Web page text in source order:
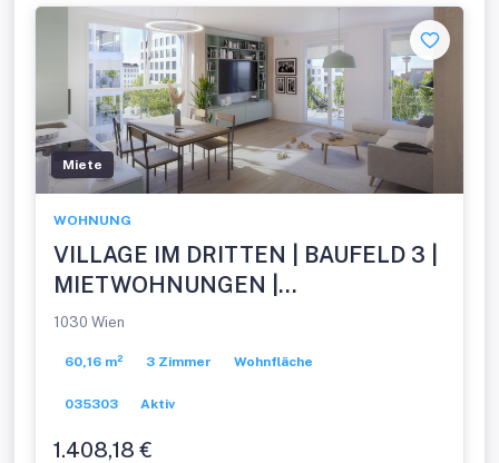
Miete
WOHNUNG
VILLAGE IM DRITTEN | BAUFELD 3 |
MIETWOHNUNGEN |
FERTIGSTELLUNG NOVEMBER
1030 Wien
60,16 m² 3 Zimmer Wohnfläche
035303 Aktiv
1.408,18 €